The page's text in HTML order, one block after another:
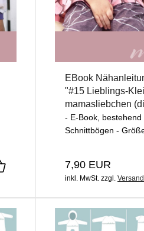
EBook
"#15 Lieblings-
mamasliebchen
- E-Book,
Schnittbögen -
7,90 EUR
inkl. MwSt. zzgl. Versand